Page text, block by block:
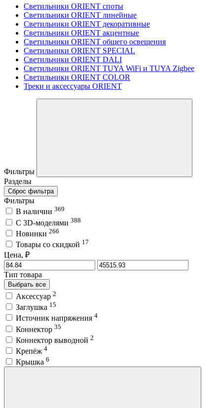
Светильники ORIENT споты
Светильники ORIENT линейные
Светильники ORIENT декоративные
Светильники ORIENT акцентные
Светильники ORIENT общего освещения
Светильники ORIENT SPECIAL
Светильники ORIENT DALI
Светильники ORIENT TUYA WiFi и TUYA Zigbee
Светильники ORIENT COLOR
Треки и аксессуары ORIENT
Фильтры
Разделы
Сброс фильтра
Фильтры
В наличии 369
C 3D-моделями 388
Новинки 266
Товары со скидкой 17
Цена, ₽
Тип товара
Выбрать все
Аксессуар 2
Заглушка 15
Источник напряжения 4
Коннектор 35
Коннектор выводной 2
Крепёж 4
Крышка 6